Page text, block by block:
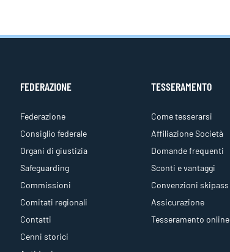
FEDERAZIONE
Federazione
Consiglio federale
Organi di giustizia
Safeguarding
Commissioni
Comitati regionali
Contatti
Cenni storici
TESSERAMENTO
Come tesserarsi
Affiliazione Società
Domande frequenti
Sconti e vantaggi
Convenzioni skipass
Assicurazione
Tesseramento online